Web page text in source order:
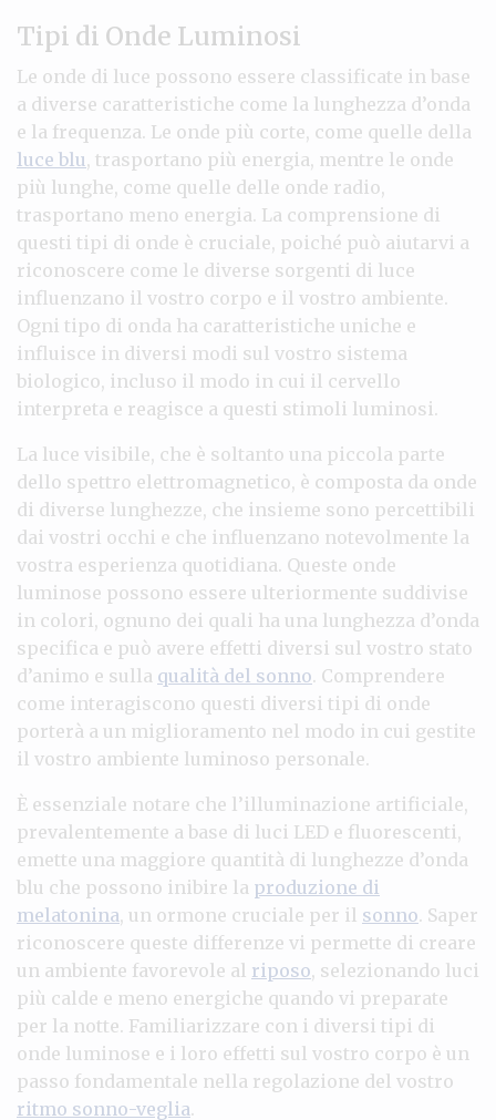
Tipi di Onde Luminosi
Le onde di luce possono essere classificate in base
a diverse caratteristiche come la lunghezza d’onda
e la frequenza. Le onde più corte, come quelle della
luce blu, trasportano più energia, mentre le onde
più lunghe, come quelle delle onde radio,
trasportano meno energia. La comprensione di
questi tipi di onde è cruciale, poiché può aiutarvi a
riconoscere come le diverse sorgenti di luce
influenzano il vostro corpo e il vostro ambiente.
Ogni tipo di onda ha caratteristiche uniche e
influisce in diversi modi sul vostro sistema
biologico, incluso il modo in cui il cervello
interpreta e reagisce a questi stimoli luminosi.
La luce visibile, che è soltanto una piccola parte
dello spettro elettromagnetico, è composta da onde
di diverse lunghezze, che insieme sono percettibili
dai vostri occhi e che influenzano notevolmente la
vostra esperienza quotidiana. Queste onde
luminose possono essere ulteriormente suddivise
in colori, ognuno dei quali ha una lunghezza d’onda
specifica e può avere effetti diversi sul vostro stato
d’animo e sulla qualità del sonno. Comprendere
come interagiscono questi diversi tipi di onde
porterà a un miglioramento nel modo in cui gestite
il vostro ambiente luminoso personale.
È essenziale notare che l’illuminazione artificiale,
prevalentemente a base di luci LED e fluorescenti,
emette una maggiore quantità di lunghezze d’onda
blu che possono inibire la produzione di
melatonina, un ormone cruciale per il sonno. Saper
riconoscere queste differenze vi permette di creare
un ambiente favorevole al riposo, selezionando luci
più calde e meno energiche quando vi preparate
per la notte. Familiarizzare con i diversi tipi di
onde luminose e i loro effetti sul vostro corpo è un
passo fondamentale nella regolazione del vostro
ritmo sonno-veglia.